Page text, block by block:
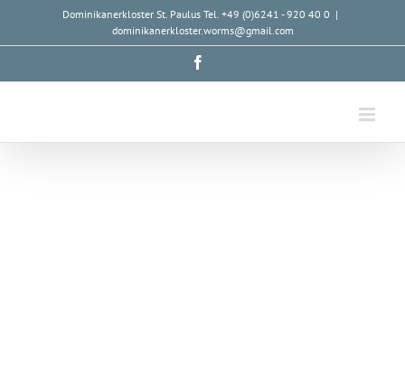
Dominikanerkloster St. Paulus Tel. +49 (0)6241 - 920 40 0 |
dominikanerkloster.worms@gmail.com